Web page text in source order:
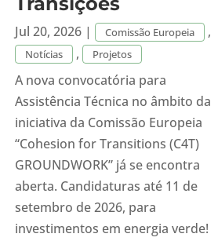
Jul 20, 2026| Comissão Europeia ,
Notícias , Projetos
A nova convocatória para
Assistência Técnica no âmbito da
iniciativa da Comissão Europeia
“Cohesion for Transitions (C4T)
GROUNDWORK” já se encontra
aberta. Candidaturas até 11 de
setembro de 2026, para
investimentos em energia verde!